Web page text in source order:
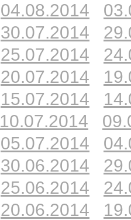
04.08.2014
30.07.2014
25.07.2014
20.07.2014
15.07.2014
10.07.2014
05.07.2014
30.06.2014
25.06.2014
20.06.2014